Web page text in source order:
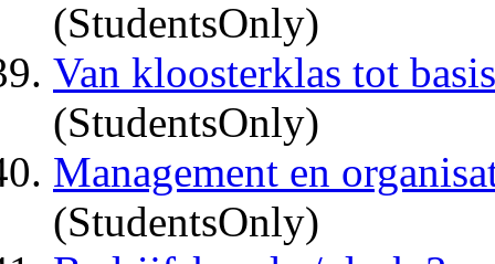
(StudentsOnly)
Van kloosterklas tot
(StudentsOnly)
Management en
(StudentsOnly)